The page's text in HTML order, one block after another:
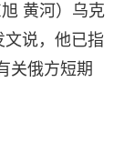
黄河）乌克
说，他已指
关俄方短期